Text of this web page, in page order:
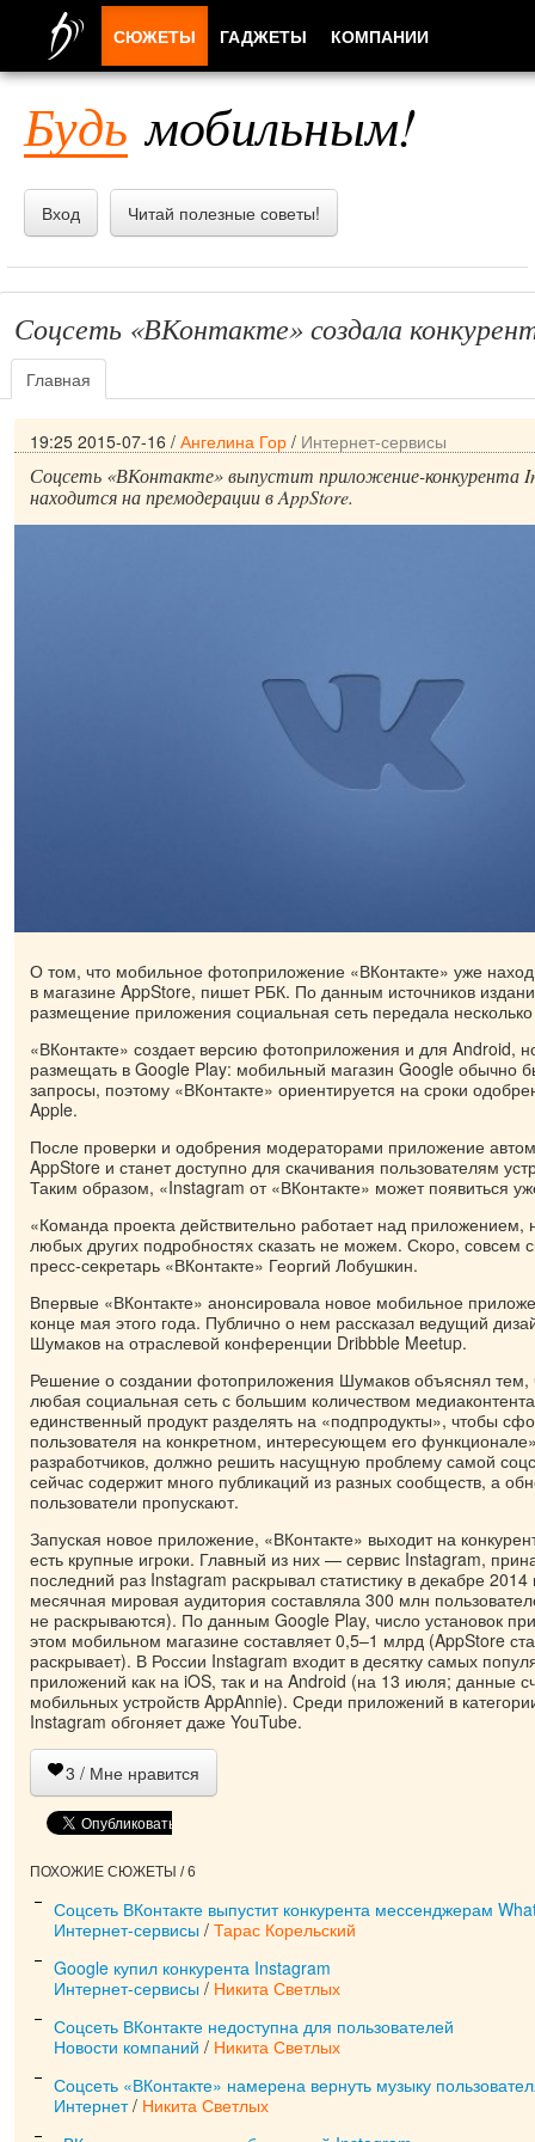
Будь мобильным!
Вход Читай полезные советы!
Соцсеть «ВКонтакте» создала
Главная
19:25 2015-07-16 / Ангелина Гор / Интернет-сервисы
Соцсеть «ВКонтакте» выпустит приложение-конкурента
находится на премодерации в AppStore.
О том, что мобильное фотоприложение «ВКонтакте» уже
в магазине AppStore, пишет РБК. По данным источников
размещение приложения социальная сеть передала
«ВКонтакте» создает версию фотоприложения и для Android,
размещать в Google Play: мобильный магазин Google обычно
запросы, поэтому «ВКонтакте» ориентируется на сроки
Apple.
После проверки и одобрения модераторами приложение
AppStore и станет доступно для скачивания пользователям
Таким образом, «Instagram от «ВКонтакте» может появиться
«Команда проекта действительно работает над приложением,
любых других подробностях сказать не можем. Скоро, совсем
пресс-секретарь «ВКонтакте» Георгий Лобушкин.
Впервые «ВКонтакте» анонсировала новое мобильное
конце мая этого года. Публично о нем рассказал ведущий
Шумаков на отраслевой конференции Dribbble Meetup.
Решение о создании фотоприложения Шумаков объяснял тем,
любая социальная сеть с большим количеством
единственный продукт разделять на «подпродукты», чтобы
пользователя на конкретном, интересующем его
разработчиков, должно решить насущную проблему самой
сейчас содержит много публикаций из разных сообществ, а
пользователи пропускают.
Запуская новое приложение, «ВКонтакте» выходит на
есть крупные игроки. Главный из них — сервис Instagram,
последний раз Instagram раскрывал статистику в декабре 2014
месячная мировая аудитория составляла 300 млн
не раскрываются). По данным Google Play, число установок
этом мобильном магазине составляет 0,5–1 млрд (AppStore
раскрывает). В России Instagram входит в десятку самых
приложений как на iOS, так и на Android (на 13 июля; данные
мобильных устройств AppAnnie). Среди приложений в
Instagram обгоняет даже YouTube.
3 / Мне нравится
ПОХОЖИЕ СЮЖЕТЫ / 6
Соцсеть ВКонтакте выпустит конкурента мессенджерам
Интернет-сервисы / Тарас Корельский
Google купил конкурента Instagram
Интернет-сервисы / Никита Светлых
Соцсеть ВКонтакте недоступна для пользователей
Новости компаний / Никита Светлых
Соцсеть «ВКонтакте» намерена вернуть музыку
Интернет/ Никита Светлых
СЮЖЕТЫ ГАДЖЕТЫ КОМПАНИИ
ПРИЛОЖЕНИЯ